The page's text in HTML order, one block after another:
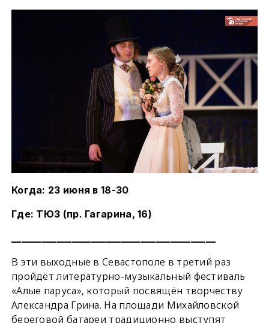
Когда: 23 июня в 18-30
Где: ТЮЗ (пр. Гагарина, 16)
В эти выходные в Севастополе в третий раз
пройдёт литературно-музыкальный фестиваль
«Алые паруса», который посвящён творчеству
Александра Грина. На площади Михайловской
береговой батареи традиционно выступят